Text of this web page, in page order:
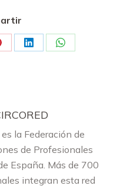
Share Share
la Federación de
de Profesionales
España. Más de 700
integran esta red